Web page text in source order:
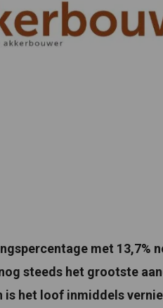
met 13,7%
steeds het grootste
is het loof inmiddels